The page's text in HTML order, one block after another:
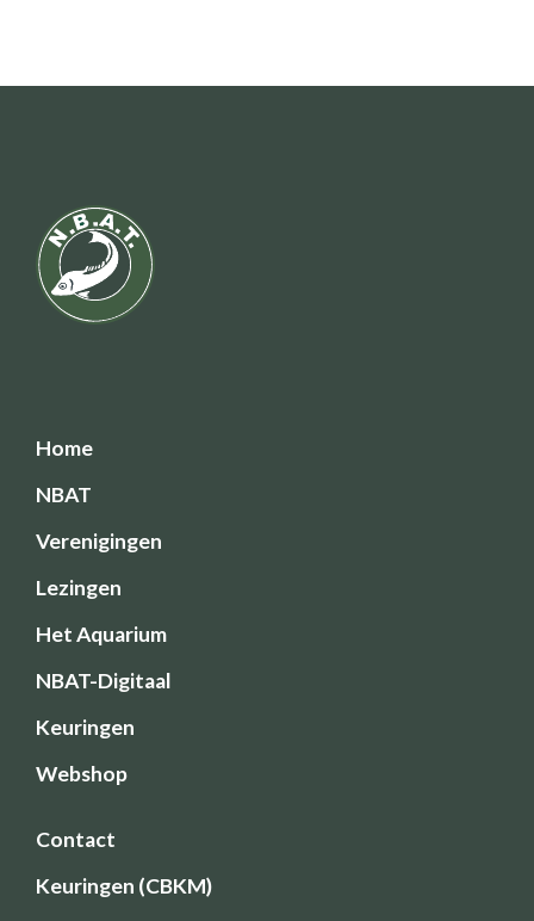
Home
NBAT
Verenigingen
Lezingen
Het Aquarium
NBAT-Digitaal
Keuringen
Webshop
Contact
Keuringen (CBKM)